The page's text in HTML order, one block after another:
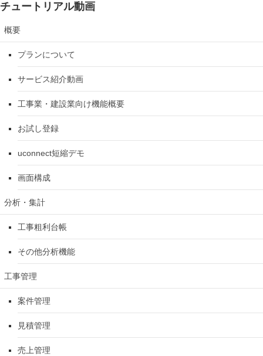
チュートリアル動画
概要
プランについて
サービス紹介動画
工事業・建設業向け機能概要
お試し登録
uconnect短縮デモ
画面構成
分析・集計
工事粗利台帳
その他分析機能
工事管理
案件管理
見積管理
売上管理